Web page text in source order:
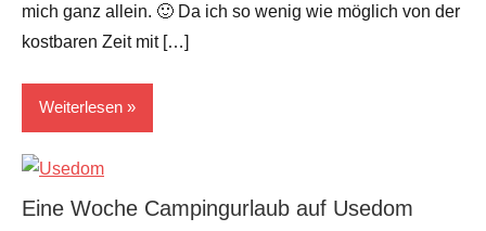
mich ganz allein. 🙂 Da ich so wenig wie möglich von der
kostbaren Zeit mit […]
Weiterlesen
... in
Germany
Eine Woche Campingurlaub auf Usedom